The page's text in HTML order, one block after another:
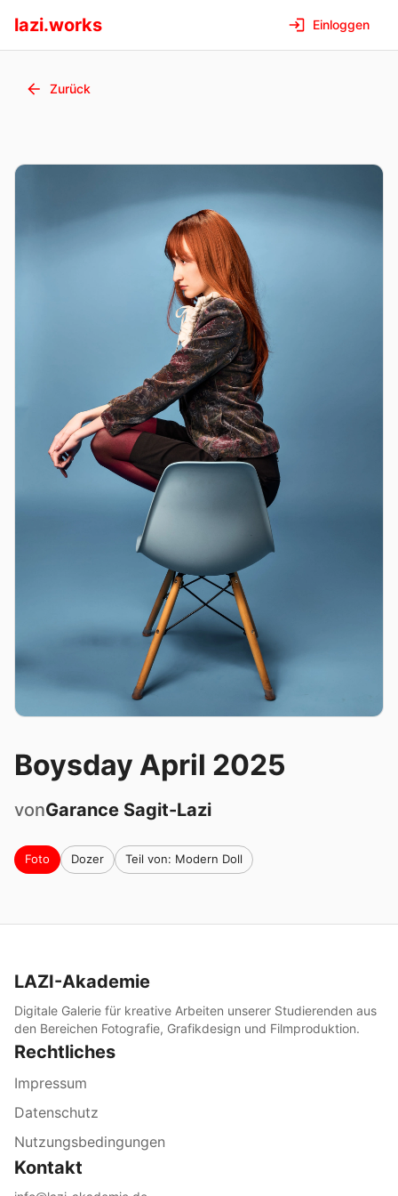
lazi.works Einloggen
Zurück
Boysday April 2025
vonGarance Sagit-Lazi
Foto Dozer Teil von: Modern Doll
LAZI-Akademie
Digitale Galerie für kreative Arbeiten unserer Studierenden aus
den Bereichen Fotografie, Grafikdesign und Filmproduktion.
Rechtliches
Impressum
Datenschutz
Nutzungsbedingungen
Kontakt